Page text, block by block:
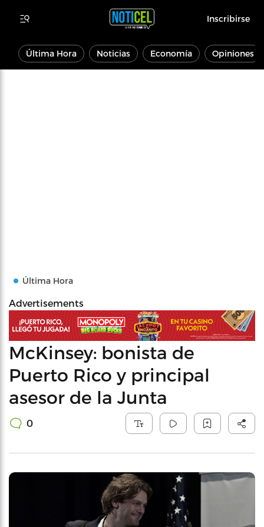
Inscribirse
Última Hora Noticias Economía Opiniones
Última Hora
Advertisements
McKinsey: bonista de
Puerto Rico y principal
asesor de la Junta
0